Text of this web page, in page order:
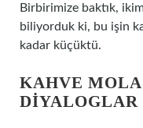
Birbirimize baktık,
biliyorduk ki, bu işin
kadar küçüktü.
KAHVE
DIYALOGLAR